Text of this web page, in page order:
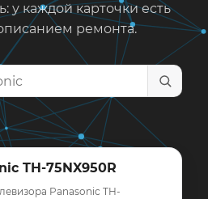
у каждой карточки есть
ремонта.
TH-75NX950R
Panasonic TH-